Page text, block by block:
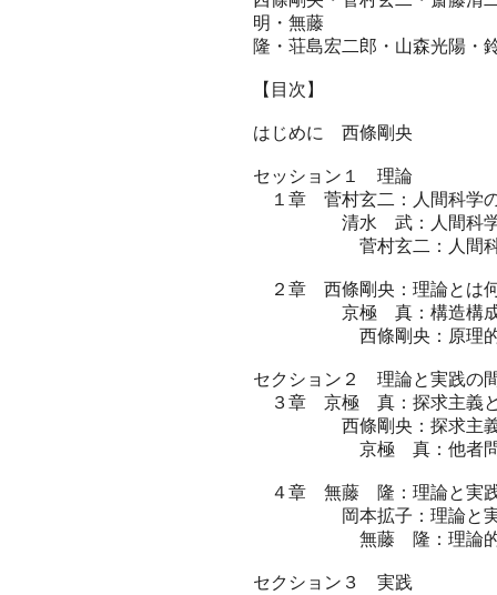
明・無藤
隆・荘島宏二郎・山森光陽・
【目次】
はじめに 西條剛央
セッション１ 理論
１章 菅村玄二：人間科学
清水 武：人間科学を
菅村玄二：人間科
２章 西條剛央：理論とは
京極 真：構造構成的
西條剛央：原理的欠
セクション２ 理論と実践の
３章 京極 真：探求主義と
西條剛央：探求主義の
京極 真：他者問題に
４章 無藤 隆：理論と実践
岡本拡子：理論と実践
無藤 隆：理論的生成
セクション３ 実践